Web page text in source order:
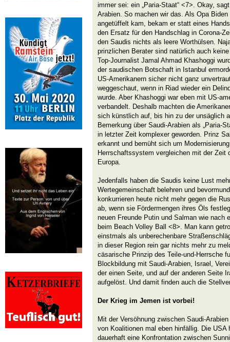
immer sei: ein „Paria-Staat“ <7>. Okay,
Arabien. So machen wir das. Als Opa
angetüffelt kam, bekam er statt eines
den Ersatz für den Handschlag in Corona-
den Saudis nichts als leere Worthülsen.
prinzlichen Berater sind natürlich auch
Top-Journalist Jamal Ahmad Khashoggi
der saudischen Botschaft in Istanbul
US-Amerikanern sicher nicht ganz
weggeschaut, wenn in Riad wieder ein
wurde. Aber Khashoggi war eben mit US-
verbandelt. Deshalb machten die
sich künstlich auf, bis hin zu der unsäglich
Bemerkung über Saudi-Arabien als „Paria-
in letzter Zeit komplexer geworden. Prinz
erkannt und bemüht sich um
Herrschaftssystem vergleichen mit der Zeit
Europa.
Jedenfalls haben die Saudis keine Lust
Wertegemeinschaft belehren und
konkurrieren heute nicht mehr gegen die
ab, wenn sie Fördermengen ihres Öls
neuen Freunde Putin und Salman wie nach
beim Beach Volley Ball <8>. Man kann
einstmals als unberechenbare
in dieser Region rein gar nichts mehr zu
cäsarische Prinzip des Teile-und-Herrsche
Blockbildung mit Saudi-Arabien, Israel,
der einen Seite, und auf der anderen Seite
aufgelöst. Und damit finden auch die
Der Krieg im Jemen ist vorbei!
Mit der Versöhnung zwischen Saudi-
von Koalitionen mal eben hinfällig. Die USA
dauerhaft eine Konfrontation zwischen